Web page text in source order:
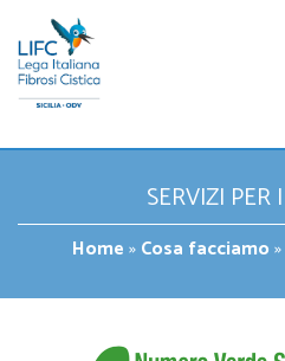
SERVIZI PER
Home»Cosa facciamo»